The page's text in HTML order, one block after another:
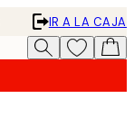
IR A LA CAJA